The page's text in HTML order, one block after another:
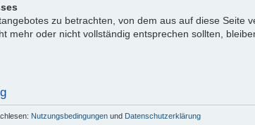
zu betrachten, von dem aus auf diese Seite
mehr oder nicht vollständig entsprechen sollten,
Nutzungsbedingungen und Datenschutzerklärung